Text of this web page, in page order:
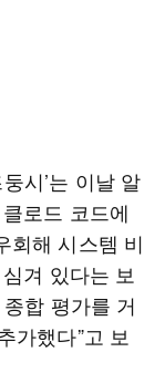
시’는 이날 알
로드 코드에
회해 시스템 비
겨 있다는 보
합 평가를 거
가했다”고 보